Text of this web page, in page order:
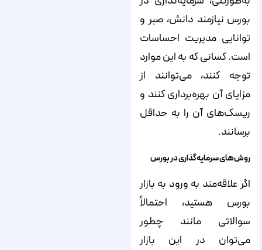
بورس نیازمند دانش، صبر و
توانایی مدیریت احساسات
است. کسانی که به این موارد
توجه کنند، می‌توانند از
مزایای آن بهره‌برداری کنند و
ریسک‌های آن را به حداقل
برسانند.
روش‌های سرمایه‌گذاری در بورس
اگر علاقه‌مند به ورود به بازار
بورس هستید، احتمالاً
سوالاتی مانند چطور
می‌توان در این بازار